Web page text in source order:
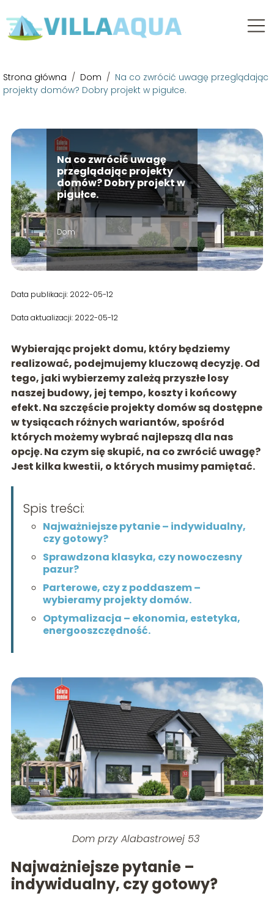
Strona główna / Dom / Na co zwrócić uwagę przeglądając
projekty domów? Dobry projekt w pigułce.
Na co zwrócić uwagę
przeglądając projekty
domów? Dobry projekt w
pigułce.
Dom
Data publikacji: 2022-05-12
Data aktualizacji: 2022-05-12
Wybierając projekt domu, który będziemy
realizować, podejmujemy kluczową decyzję. Od
tego, jaki wybierzemy zależą przyszłe losy
naszej budowy, jej tempo, koszty i końcowy
efekt. Na szczęście projekty domów są dostępne
w tysiącach różnych wariantów, spośród
których możemy wybrać najlepszą dla nas
opcję. Na czym się skupić, na co zwrócić uwagę?
Jest kilka kwestii, o których musimy pamiętać.
Spis treści:
Najważniejsze pytanie – indywidualny,
czy gotowy?
Sprawdzona klasyka, czy nowoczesny
pazur?
Parterowe, czy z poddaszem –
wybieramy projekty domów.
Optymalizacja – ekonomia, estetyka,
energooszczędność.
Dom przy Alabastrowej 53
Najważniejsze pytanie –
indywidualny, czy gotowy?